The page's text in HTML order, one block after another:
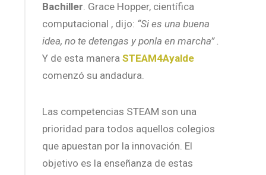
Bachiller. Grace Hopper, científica
computacional , dijo: “Si es una buena
idea, no te detengas y ponla en marcha” .
Y de esta manera STEAM4Ayalde
comenzó su andadura.
Las competencias STEAM son una
prioridad para todos aquellos colegios
que apuestan por la innovación. El
objetivo es la enseñanza de estas